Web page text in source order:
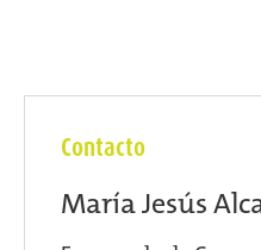
Contacto
María Jesús